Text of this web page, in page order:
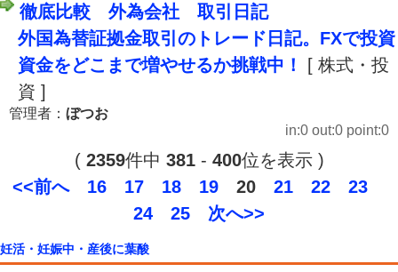
徹底比較 外為会社 取引日記
外国為替証拠金取引のトレード日記。FXで投資
資金をどこまで増やせるか挑戦中！
[ 株式・投
資 ]
管理者： ぼつお
in:0 out:0 point:0
( 2359件中 381- 400位を表示 )
<<前へ
16 17 18 19 20 21 22
23
24
25 次へ>>
妊活・妊娠中・産後に葉酸